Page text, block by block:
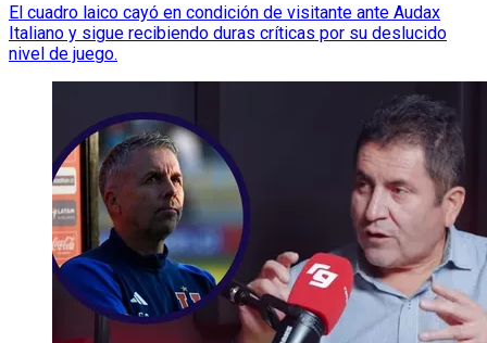
El cuadro laico cayó en condición de visitante ante Audax
Italiano y sigue recibiendo duras críticas por su deslucido
nivel de juego.